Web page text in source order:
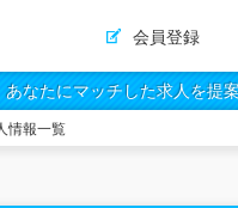
会員登録
なたにマッチした求人を提案
情報一覧